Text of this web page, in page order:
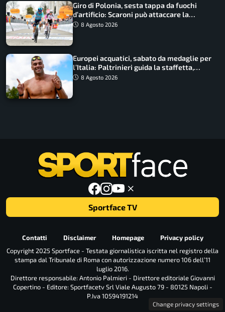
Giro di Polonia, sesta tappa da fuochi
d’artificio: Scaroni può attaccare la
maglia di Lemmen
8 Agosto 2026
Europei acquatici, sabato da medaglie per
l’Italia: Paltrinieri guida la staffetta,
Barnabà sogna l’oro dalle grandi altezze
8 Agosto 2026
Sportface TV
Contatti Disclaimer Homepage
Privacy policy
Copyright 2025 Sportface - Testata giornalistica iscritta nel registro della
stampa dal Tribunale di Roma con autorizzazione numero 106 dell’11
luglio 2016.
Direttore responsabile: Antonio Palmieri - Direttore editoriale Giovanni
Copertino - Editore: Sportfacetv Srl Viale Augusto 79 - 80125 Napoli -
P.Iva 10594191214
Change privacy settings